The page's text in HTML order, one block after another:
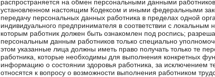
распространяется на обмен персональными данными работников
установленном настоящим Кодексом и иными федеральными
передачу персональных данных работника в пределах одной
индивидуального предпринимателя в соответствии с локальным
которым работник должен быть ознакомлен под роспись;
персональным данным работников только специально
этом указанные лица должны иметь право получать только те
работника, которые необходимы для выполнения конкретных
информацию о состоянии здоровья работника, за исключением
относятся к вопросу о возможности выполнения работником